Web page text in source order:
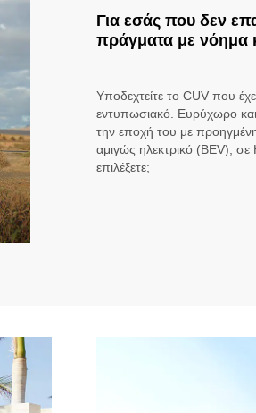
Για εσάς που δεν
πράγματα με νόημα
Υποδεχτείτε το CUV που
εντυπωσιακό. Ευρύχωρο και
την εποχή του με
αμιγώς ηλεκτρικό (BEV),
επιλέξετε;